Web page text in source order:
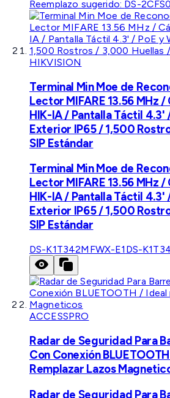
Reemplazo sugerido: DS-
HIKVISION
Terminal Min Moe de
Lector MIFARE 13.56 MHz /
HIK-IA / Pantalla Táctil 4.3'
Exterior IP65 / 1,500
SIP Estándar
Terminal Min Moe de
Lector MIFARE 13.56 MHz /
HIK-IA / Pantalla Táctil 4.3'
Exterior IP65 / 1,500
SIP Estándar
DS-K1T342MFWX-E1 DS-
ACCESSPRO
Radar de Seguridad Para
Con Conexión
Remplazar Lazos
Radar de Seguridad Para